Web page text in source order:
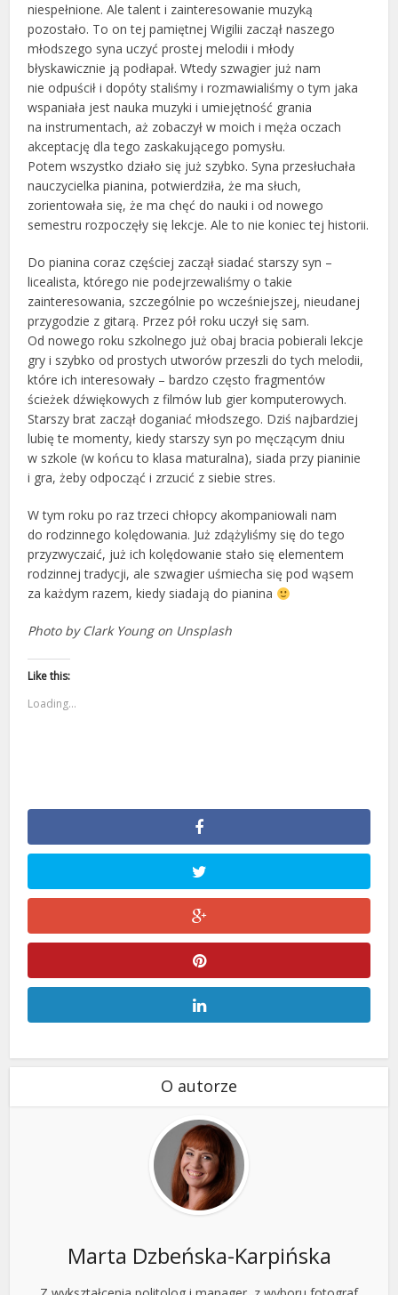
niespełnione. Ale talent i zainteresowanie muzyką
pozostało. To on tej pamiętnej Wigilii zaczął naszego
młodszego syna uczyć prostej melodii i młody
błyskawicznie ją podłapał. Wtedy szwagier już nam
nie odpuścił i dopóty staliśmy i rozmawialiśmy o tym jaka
wspaniała jest nauka muzyki i umiejętność grania
na instrumentach, aż zobaczył w moich i męża oczach
akceptację dla tego zaskakującego pomysłu.
Potem wszystko działo się już szybko. Syna przesłuchała
nauczycielka pianina, potwierdziła, że ma słuch,
zorientowała się, że ma chęć do nauki i od nowego
semestru rozpoczęły się lekcje. Ale to nie koniec tej historii.
Do pianina coraz częściej zaczął siadać starszy syn –
licealista, którego nie podejrzewaliśmy o takie
zainteresowania, szczególnie po wcześniejszej, nieudanej
przygodzie z gitarą. Przez pół roku uczył się sam.
Od nowego roku szkolnego już obaj bracia pobierali lekcje
gry i szybko od prostych utworów przeszli do tych melodii,
które ich interesowały – bardzo często fragmentów
ścieżek dźwiękowych z filmów lub gier komputerowych.
Starszy brat zaczął doganiać młodszego. Dziś najbardziej
lubię te momenty, kiedy starszy syn po męczącym dniu
w szkole (w końcu to klasa maturalna), siada przy pianinie
i gra, żeby odpocząć i zrzucić z siebie stres.
W tym roku po raz trzeci chłopcy akompaniowali nam
do rodzinnego kolędowania. Już zdążyliśmy się do tego
przyzwyczaić, już ich kolędowanie stało się elementem
rodzinnej tradycji, ale szwagier uśmiecha się pod wąsem
za każdym razem, kiedy siadają do pianina
Photo by Clark Young on Unsplash
Like this:
Loading...
O autorze
Marta Dzbeńska-Karpińska